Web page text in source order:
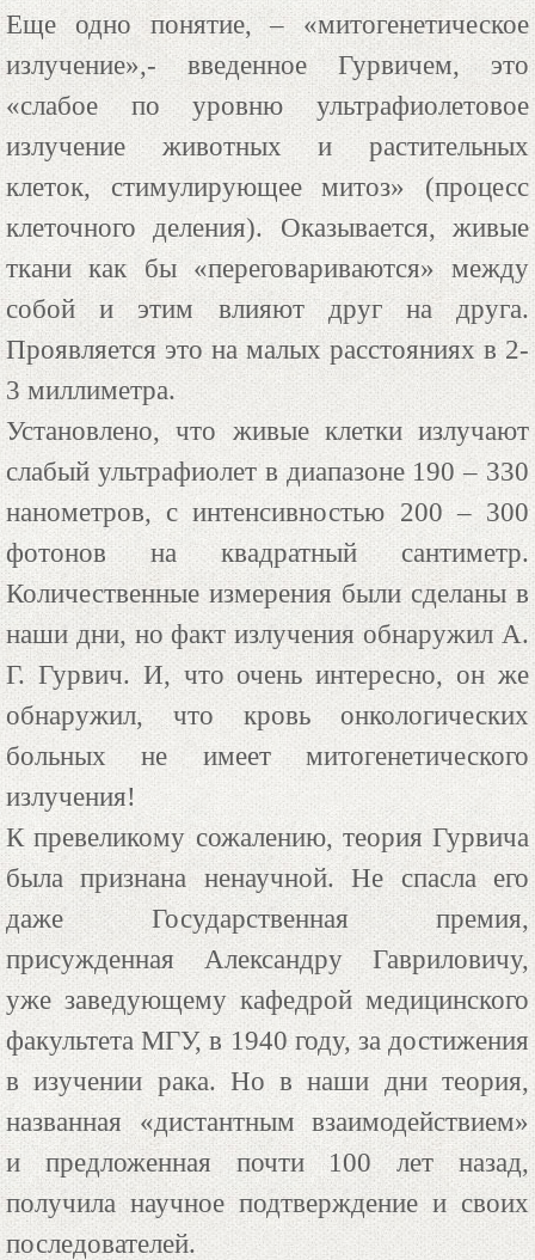
Еще одно понятие, – «митогенетическое
излучение»,- введенное Гурвичем, это
«слабое по уровню ультрафиолетовое
излучение животных и растительных
клеток, стимулирующее митоз» (процесс
клеточного деления). Оказывается, живые
ткани как бы «переговариваются» между
собой и этим влияют друг на друга.
Проявляется это на малых расстояниях в 2-
3 миллиметра.
Установлено, что живые клетки излучают
слабый ультрафиолет в диапазоне 190 – 330
нанометров, с интенсивностью 200 – 300
фотонов на квадратный сантиметр.
Количественные измерения были сделаны в
наши дни, но факт излучения обнаружил А.
Г. Гурвич. И, что очень интересно, он же
обнаружил, что кровь онкологических
больных не имеет митогенетического
излучения!
К превеликому сожалению, теория Гурвича
была признана ненаучной. Не спасла его
даже Государственная премия,
присужденная Александру Гавриловичу,
уже заведующему кафедрой медицинского
факультета МГУ, в 1940 году, за достижения
в изучении рака. Но в наши дни теория,
названная «дистантным взаимодействием»
и предложенная почти 100 лет назад,
получила научное подтверждение и своих
последователей.